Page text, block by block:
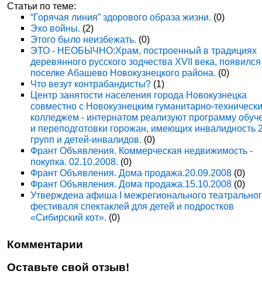
Статьи по теме:
“Горячая линия” здорового образа жизни. (0)
Эхо войны. (2)
Этого было неизбежать. (0)
ЭТО - НЕОБЫЧНО:Храм, построенный в традициях
деревянного русского зодчества XVII века,
поселке Абашево Новокузнецкого района. (0)
Что везут контрабандисты? (1)
Центр занятости населения города Новокузнецка
совместно с Новокузнецким гуманитарно-
колледжем - интернатом реализуют программу
и переподготовки горожан, имеющих инвалидность
групп и детей-инвалидов. (0)
Франт Объявления. Коммерческая недвижимость -
покупка. 02.10.2008. (0)
Франт Объявления. Дома продажа.20.09.2008 (0)
Франт Объявления. Дома продажа.15.10.2008 (0)
Утверждена афиша I межрегионального
фестиваля спектаклей для детей и подростков
«Сибирский кот». (0)
Комментарии
Оставьте свой отзыв!